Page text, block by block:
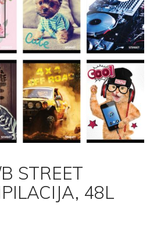
STREET
48L